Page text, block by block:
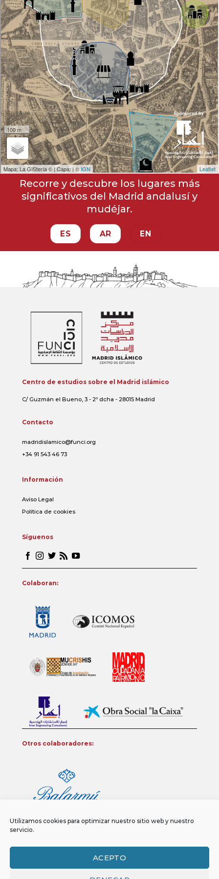
Utilizamos cookies para optimizar nuestro sitio web y nuestro
servicio.
ACEPTO
Recorre y descubre los lugares más
significativos del Madrid andalusí y
mudéjar.
ES AR EN
Centro de estudios sobre el Madrid islámico
C/ Guzmán el Bueno, 3 - 2º dcha - 28015 Madrid
Contacto
madridislamico@funci.org
+34 91 543 46 73
Información
Aviso Legal
Política de cookies
Síguenos
Colaboran:
Otros colaboradores: